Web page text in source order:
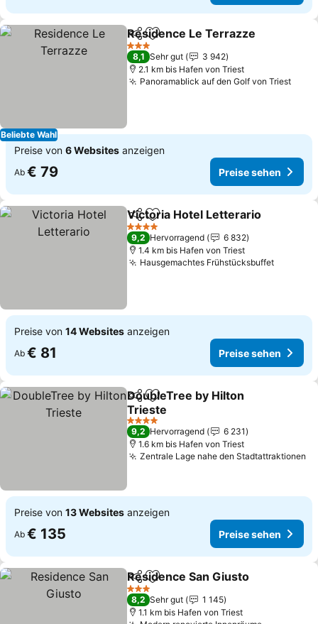
Beliebte Wahl
TeilenZu Favoriten hinzufügen
Residence Le Terrazze
3 Sterne
8,1 Sehr gut
3 942
2.1 km bis Hafen von Triest
Panoramablick auf den Golf von Triest
Preise von 6 Websites anzeigen
Ab € 79 Preise sehen
TeilenZu Favoriten hinzufügen
Victoria Hotel Letterario
4 Sterne
9,2 Hervorragend
6 832
1.4 km bis Hafen von Triest
Hausgemachtes Frühstücksbuffet
Preise von 14 Websites anzeigen
Ab € 81 Preise sehen
TeilenZu Favoriten hinzufügen
DoubleTree by Hilton
Trieste
4 Sterne
9,2 Hervorragend
6 231
1.6 km bis Hafen von Triest
Zentrale Lage nahe den Stadtattraktionen
Preise von 13 Websites anzeigen
Ab € 135 Preise sehen
TeilenZu Favoriten hinzufügen
Residence San Giusto
3 Sterne
8,2 Sehr gut
1 145
1.1 km bis Hafen von Triest